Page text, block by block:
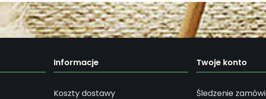
Informacje
Koszty dostawy
Twoje konto
Śledzenie